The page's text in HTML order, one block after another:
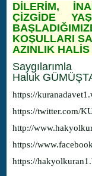
DİLERİM,
ÇİZGİDE
KOŞULLARI
AZINLIK
Saygılarımla
Haluk
https://
https://twitter.com/
http://
https://
https://